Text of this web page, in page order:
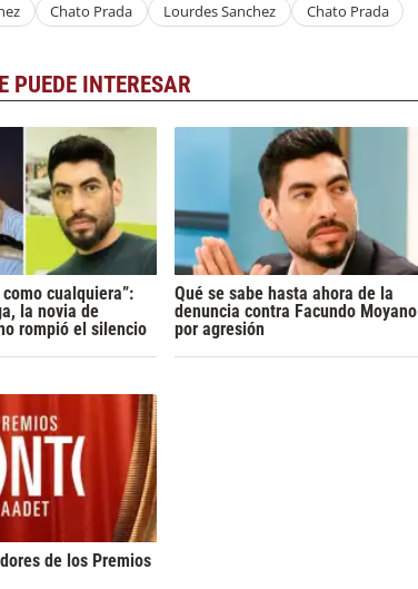
Chato Prada Lourdes Sanchez Chato Prada
PUEDE INTERESAR
cualquiera”:
la novia de
rompió el silencio
Qué se sabe hasta ahora de la
denuncia contra Facundo Moyano
por agresión
de los Premios